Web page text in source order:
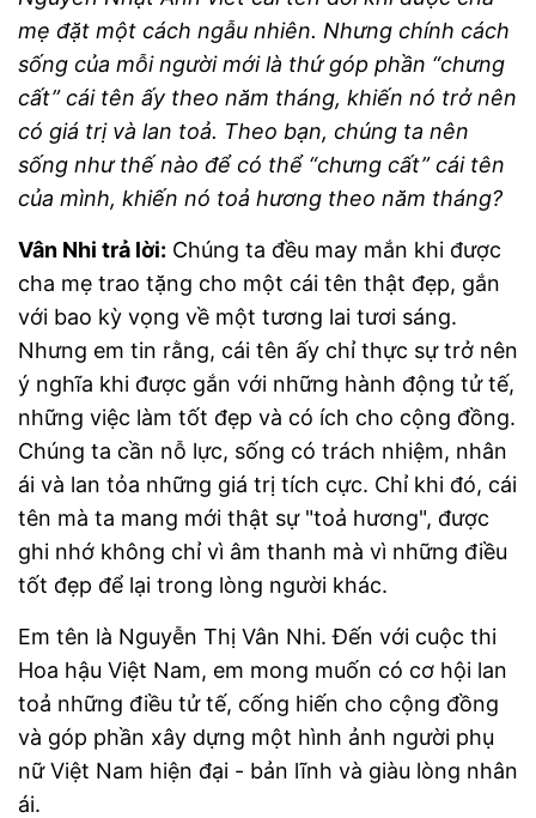
mẹ đặt một cách ngẫu nhiên. Nhưng chính cách
sống của mỗi người mới là thứ góp phần “chưng
cất” cái tên ấy theo năm tháng, khiến nó trở nên
có giá trị và lan toả. Theo bạn, chúng ta nên
sống như thế nào để có thể “chưng cất” cái tên
của mình, khiến nó toả hương theo năm tháng?
Vân Nhi trả lời: Chúng ta đều may mắn khi được
cha mẹ trao tặng cho một cái tên thật đẹp, gắn
với bao kỳ vọng về một tương lai tươi sáng.
Nhưng em tin rằng, cái tên ấy chỉ thực sự trở nên
ý nghĩa khi được gắn với những hành động tử tế,
những việc làm tốt đẹp và có ích cho cộng đồng.
Chúng ta cần nỗ lực, sống có trách nhiệm, nhân
ái và lan tỏa những giá trị tích cực. Chỉ khi đó, cái
tên mà ta mang mới thật sự "toả hương", được
ghi nhớ không chỉ vì âm thanh mà vì những điều
tốt đẹp để lại trong lòng người khác.
Em tên là Nguyễn Thị Vân Nhi. Đến với cuộc thi
Hoa hậu Việt Nam, em mong muốn có cơ hội lan
toả những điều tử tế, cống hiến cho cộng đồng
và góp phần xây dựng một hình ảnh người phụ
nữ Việt Nam hiện đại - bản lĩnh và giàu lòng nhân
ái.